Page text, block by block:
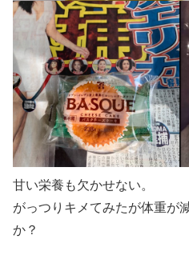
甘い栄養も欠かせない。
がっつりキメてみたが体重が
か？